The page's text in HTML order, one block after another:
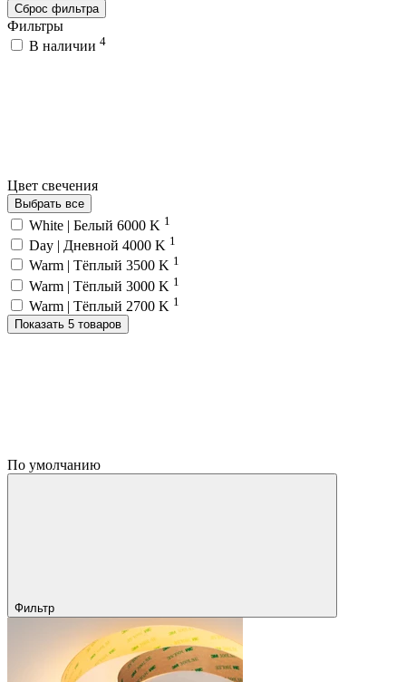
Сброс фильтра
Фильтры
В наличии 4
Цвет свечения
Выбрать все
White | Белый 6000 K 1
Day | Дневной 4000 K 1
Warm | Тёплый 3500 K 1
Warm | Тёплый 3000 K 1
Warm | Тёплый 2700 K 1
Показать 5 товаров
По умолчанию
Фильтр